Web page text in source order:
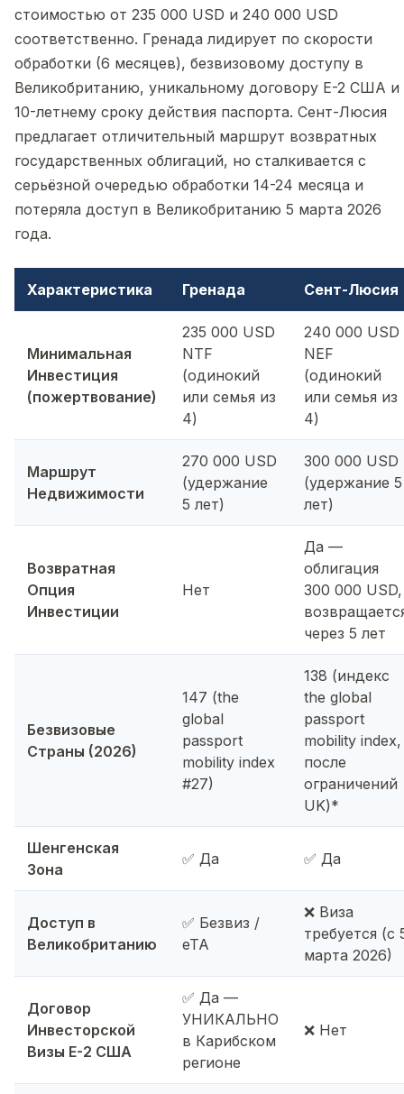
стоимостью от 235 000 USD и 240 000 USD
соответственно. Гренада лидирует по скорости
обработки (6 месяцев), безвизовому доступу в
Великобританию, уникальному договору E-2 США и
10-летнему сроку действия паспорта. Сент-Люсия
предлагает отличительный маршрут возвратных
государственных облигаций, но сталкивается с
серьёзной очередью обработки 14-24 месяца и
потеряла доступ в Великобританию 5 марта 2026
года.
Характеристика Гренада Сент-Люсия
Минимальная
Инвестиция
(пожертвование)
235 000 USD
NTF
(одинокий
или семья из
4)
240 000 USD
NEF
(одинокий
или семья из
4)
Маршрут
Недвижимости
270 000 USD
(удержание
5 лет)
300 000 USD
(удержание 5
лет)
Возвратная
Опция
Инвестиции
Нет
Да —
облигация
300 000 USD,
через 5 лет
Безвизовые
Страны (2026)
147 (the
global
passport
mobility index
#27)
138 (индекс
the global
passport
mobility index,
после
ограничений
UK)*
Шенгенская
Зона
✅ Да ✅ Да
Доступ в
Великобританию
✅ Безвиз /
eTA
❌ Виза
требуется (с
марта 2026)
Договор
Инвесторской
Визы E-2 США
✅ Да —
УНИКАЛЬНО
в Карибском
регионе
❌ Нет